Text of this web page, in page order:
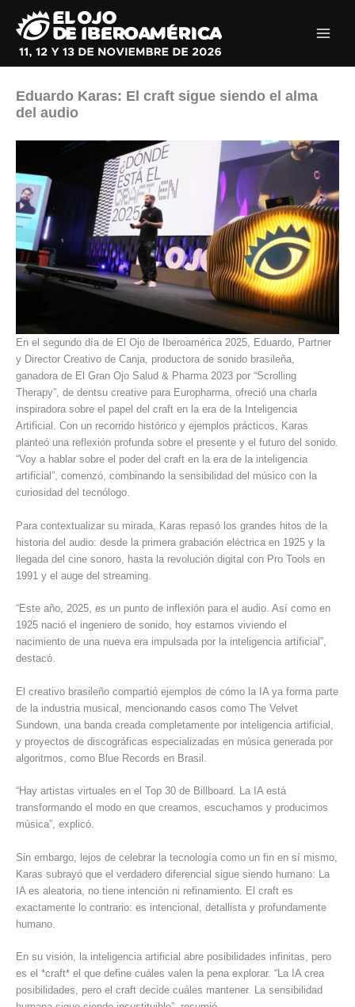
contenido
Eduardo Karas: El craft sigue siendo el alma
del audio
En el segundo día de El Ojo de Iberoamérica 2025, Eduardo, Partner
y Director Creativo de Canja, productora de sonido brasileña,
ganadora de El Gran Ojo Salud & Pharma 2023 por “Scrolling
Therapy”, de dentsu creative para Europharma, ofreció una charla
inspiradora sobre el papel del craft en la era de la Inteligencia
Artificial. Con un recorrido histórico y ejemplos prácticos, Karas
planteó una reflexión profunda sobre el presente y el futuro del sonido.
“Voy a hablar sobre el poder del craft en la era de la inteligencia
artificial”, comenzó, combinando la sensibilidad del músico con la
curiosidad del tecnólogo.
Para contextualizar su mirada, Karas repasó los grandes hitos de la
historia del audio: desde la primera grabación eléctrica en 1925 y la
llegada del cine sonoro, hasta la revolución digital con Pro Tools en
1991 y el auge del streaming.
“Este año, 2025, es un punto de inflexión para el audio. Así como en
1925 nació el ingeniero de sonido, hoy estamos viviendo el
nacimiento de una nueva era impulsada por la inteligencia artificial”,
destacó.
El creativo brasileño compartió ejemplos de cómo la IA ya forma parte
de la industria musical, mencionando casos como The Velvet
Sundown, una banda creada completamente por inteligencia artificial,
y proyectos de discográficas especializadas en música generada por
algoritmos, como Blue Records en Brasil.
“Hay artistas virtuales en el Top 30 de Billboard. La IA está
transformando el modo en que creamos, escuchamos y producimos
música”, explicó.
Sin embargo, lejos de celebrar la tecnología como un fin en sí mismo,
Karas subrayó que el verdadero diferencial sigue siendo humano: La
IA es aleatoria, no tiene intención ni refinamiento. El craft es
exactamente lo contrario: es intencional, detallista y profundamente
humano.
En su visión, la inteligencia artificial abre posibilidades infinitas, pero
es el *craft* el que define cuáles valen la pena explorar. “La IA crea
posibilidades, pero el craft decide cuáles mantener. La sensibilidad